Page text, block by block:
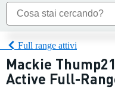
Full range attivi
Mackie
Active Full-